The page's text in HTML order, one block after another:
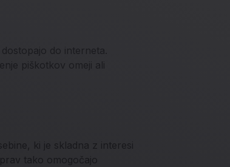
do interneta.
piškotkov omeji ali
ki je skladna z interesi
tako omogočajo